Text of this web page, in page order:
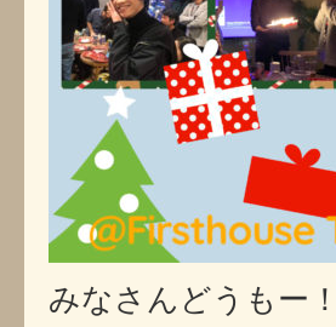
みなさんどうもー